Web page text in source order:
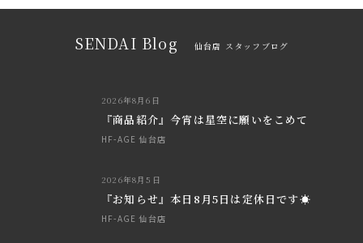
SENDAI Blog 仙台店 スタッフブログ
2026年8月6日
『商品紹介』今宵は星空に願いをこめて
HF-AGE 仙台店
2026年8月5日
『お知らせ』本日8月5日は定休日です☀
HF-AGE 仙台店